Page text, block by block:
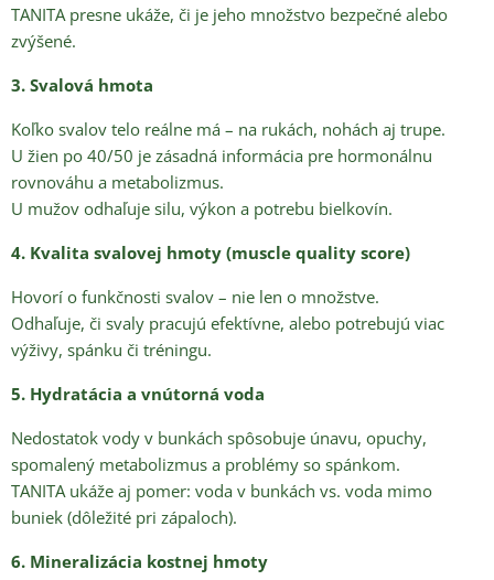
TANITA presne ukáže, či je jeho množstvo bezpečné alebo
zvýšené.
3. Svalová hmota
Koľko svalov telo reálne má – na rukách, nohách aj trupe.
U žien po 40/50 je zásadná informácia pre hormonálnu
rovnováhu a metabolizmus.
U mužov odhaľuje silu, výkon a potrebu bielkovín.
4. Kvalita svalovej hmoty (muscle quality score)
Hovorí o funkčnosti svalov – nie len o množstve.
Odhaľuje, či svaly pracujú efektívne, alebo potrebujú viac
výživy, spánku či tréningu.
5. Hydratácia a vnútorná voda
Nedostatok vody v bunkách spôsobuje únavu, opuchy,
spomalený metabolizmus a problémy so spánkom.
TANITA ukáže aj pomer: voda v bunkách vs. voda mimo
buniek (dôležité pri zápaloch).
6. Mineralizácia kostnej hmoty